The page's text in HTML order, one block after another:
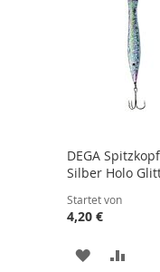
DEGA
Silber Holo
Startet von
4,20 €
ZUR